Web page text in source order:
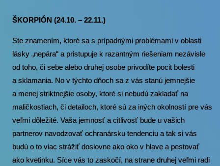
ŠKORPIÓN (24.10. – 22.11.)
Ste znamením, ktoré sa s prípadnými problémami v oblasti
lásky „nepára“ a pristupuje k razantným riešeniam nezávisle
od toho, či sebe alebo druhej osobe privodíte pocit bolesti
a sklamania. No v týchto dňoch sa z vás stanú jemnejšie
a menej striktnejšie osoby, ktoré si nebudú zakladať na
maličkostiach, či detailoch, ktoré sú za iných okolností pre vás
veľmi dôležité. Vaša jemnosť a citlivosť bude u vašich
partnerov navodzovať ochranársku tendenciu a tak si vás
budú o to viac strážiť doslovne ako oko v hlave a pestovať
ako kvetinku. Síce vás to zaskočí, na strane druhej veľmi radi